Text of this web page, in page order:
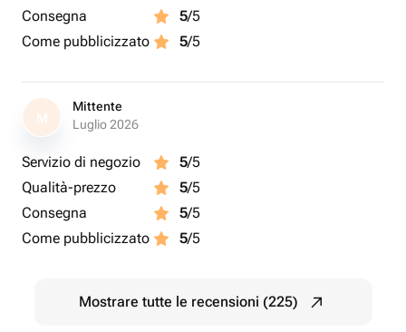
Consegna 5/5
Come pubblicizzato
5/5
M
Mittente
Luglio 2026
Servizio di negozio 5/5
Qualità-prezzo
5/5
Consegna
5/5
Come pubblicizzato
5/5
Mostrare tutte le recensioni (225)